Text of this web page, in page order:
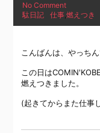
No Comment
駄日記
仕事,燃えつき
こんばんは、やっちん
この日は
燃えつきました。
(起きてからまた仕事